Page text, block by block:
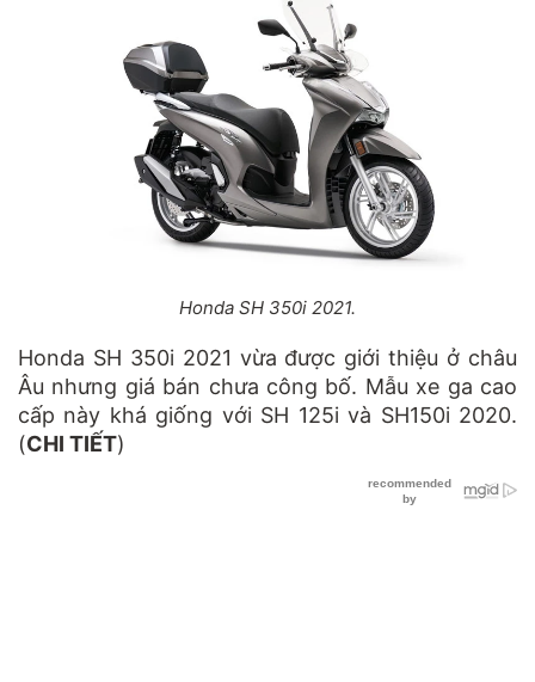
Honda SH 350i 2021.
Honda SH 350i 2021 vừa được giới thiệu ở châu
Âu nhưng giá bán chưa công bố. Mẫu xe ga cao
cấp này khá giống với SH 125i và SH150i 2020.
(CHI TIẾT)